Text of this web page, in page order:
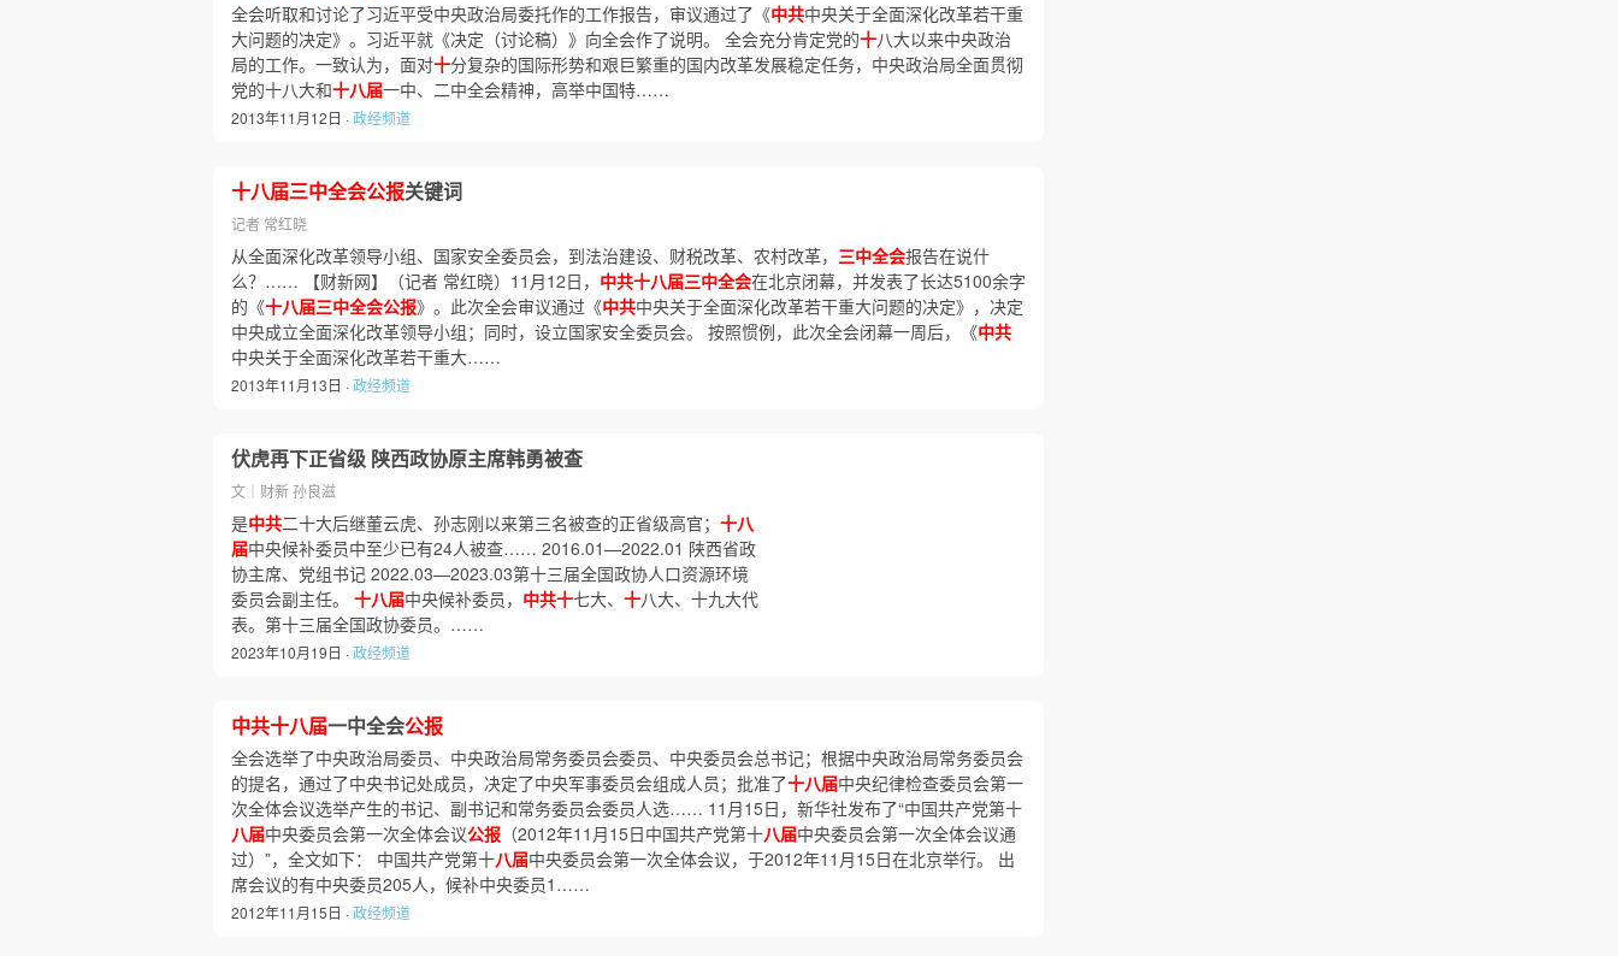
全会听取和讨论了习近平受中央政治局委托作的工作报告，审议通过了《中共中央关于全面深化改革若干重
大问题的决定》。习近平就《决定（讨论稿）》向全会作了说明。 全会充分肯定党的十八大以来中央政治
局的工作。一致认为，面对十分复杂的国际形势和艰巨繁重的国内改革发展稳定任务，中央政治局全面贯彻
党的十八大和十八届一中、二中全会精神，高举中国特……
2013年11月12日 ·政经频道
十八届三中全会公报关键词
记者 常红晓
从全面深化改革领导小组、国家安全委员会，到法治建设、财税改革、农村改革， 三中全会报告在说什
么？…… 【财新网】（记者 常红晓）11月12日， 中共十八届三中全会在北京闭幕，并发表了长达5100余字
的《十八届三中全会公报》。此次全会审议通过《中共中央关于全面深化改革若干重大问题的决定》，决定
中央成立全面深化改革领导小组；同时，设立国家安全委员会。 按照惯例，此次全会闭幕一周后，《中共
中央关于全面深化改革若干重大……
2013年11月13日 ·政经频道
伏虎再下正省级 陕西政协原主席韩勇被查
文｜财新 孙良滋
是中共二十大后继董云虎、孙志刚以来第三名被查的正省级高官； 十八
届中央候补委员中至少已有24人被查…… 2016.01—2022.01 陕西省政
协主席、党组书记 2022.03—2023.03第十三届全国政协人口资源环境
委员会副主任。 十八届中央候补委员， 中共十七大、 十八大、十九大代
表。第十三届全国政协委员。……
2023年10月19日 ·政经频道
中共十八届一中全会公报
全会选举了中央政治局委员、中央政治局常务委员会委员、中央委员会总书记；根据中央政治局常务委员会
的提名，通过了中央书记处成员，决定了中央军事委员会组成人员；批准了十八届中央纪律检查委员会第一
次全体会议选举产生的书记、副书记和常务委员会委员人选…… 11月15日，新华社发布了“中国共产党第十
八届中央委员会第一次全体会议公报 （2012年11月15日中国共产党第十八届中央委员会第一次全体会议通
过）”，全文如下： 中国共产党第十八届中央委员会第一次全体会议，于2012年11月15日在北京举行。 出
席会议的有中央委员205人，候补中央委员1……
2012年11月15日 ·政经频道